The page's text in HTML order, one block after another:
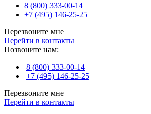
8 (800) 333-00-14
+7 (495) 146-25-25
Перезвоните мне
Перейти в контакты
Позвоните нам:
8 (800) 333-00-14
+7 (495) 146-25-25
Перезвоните мне
Перейти в контакты